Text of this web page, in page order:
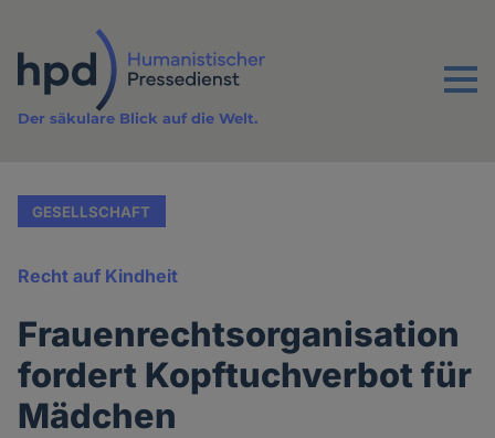
Inhalt
Menu
Der säkulare Blick auf die Welt.
GESELLSCHAFT
Recht auf Kindheit
Frauenrechtsorganisation
fordert Kopftuchverbot für
Mädchen